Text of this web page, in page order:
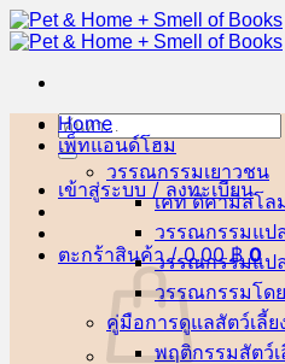
ข้าม
ไป
เนื้อหา
ค้นหา:
เข้าสู่ระบบ / ลงทะเบียน
ตะกร้าสินค้า /0.00฿ 0
Home
เพ็ทแอนด์โฮม
วรรณกรรมเยาวชน
เคท ดิคามิลโล
วรรณกรรมแป
วรรณกรรมแป
วรรณกรรมโด
คู่มือการดูแลสัตว์เลี้ย
พฤติกรรมสัตว์เ